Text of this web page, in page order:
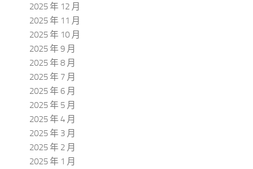
2025 年 12 月
2025 年 11 月
2025 年 10 月
2025 年 9 月
2025 年 8 月
2025 年 7 月
2025 年 6 月
2025 年 5 月
2025 年 4 月
2025 年 3 月
2025 年 2 月
2025 年 1 月